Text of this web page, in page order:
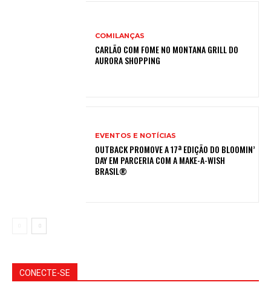
COMILANÇAS
CARLÃO COM FOME NO MONTANA GRILL DO
AURORA SHOPPING
EVENTOS E NOTÍCIAS
OUTBACK PROMOVE A 17ª EDIÇÃO DO BLOOMIN’
DAY EM PARCERIA COM A MAKE-A-WISH
BRASIL®
CONECTE-SE